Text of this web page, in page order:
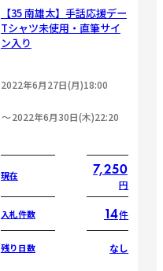
【35 南雄太】手話応援デー
Tシャツ未使用・直筆サイ
ン入り
2022年6月27日(月)18:00
2022年6月30日(木)22:20
現在 7,250
円
入札件数 14件
残り日数 なし